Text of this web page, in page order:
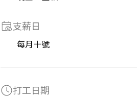
支薪日
每月十號
打工日期